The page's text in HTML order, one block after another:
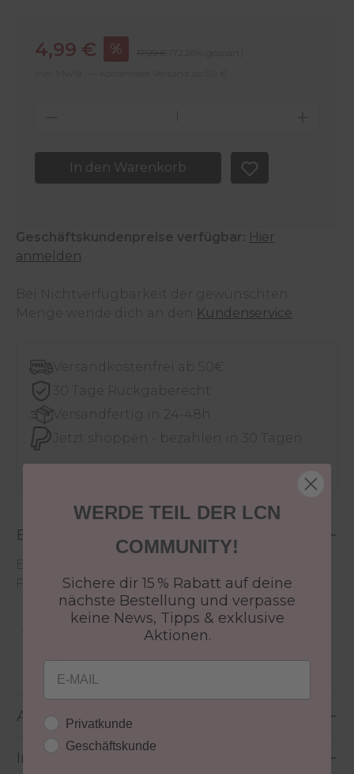
Verkaufspreis:
4,99 € % Regulärer Preis:
17,99 €
(72.26% gespart)
Produkt Anzahl: Gib den
In den Warenkorb
Geschäftskundenpreise verfügbar: Hier
anmelden
Bei Nichtverfügbarkeit der gewünschten
Menge wende dich an den
Kundenservice
Versandkostenfrei ab 50€
30 Tage Rückgaberecht
Versandfertig in 24-48h
Jetzt shoppen - bezahlen in 30 Tagen
Beschreibung
Entdecken Sie über 150 Recolution Advanced
Farben zum Sonderpreis von 4,99 €.
Aushärtung: lichthärtend
Größe: 10 ml
Anwendung
Inhaltsstoffe
WERDE TEIL DER LCN
COMMUNITY!
Sichere dir 15 % Rabatt auf deine
nächste Bestellung und verpasse
keine News, Tipps & exklusive
Aktionen.
Email
Kundengruppe
Privatkunde
Geschäftskunde